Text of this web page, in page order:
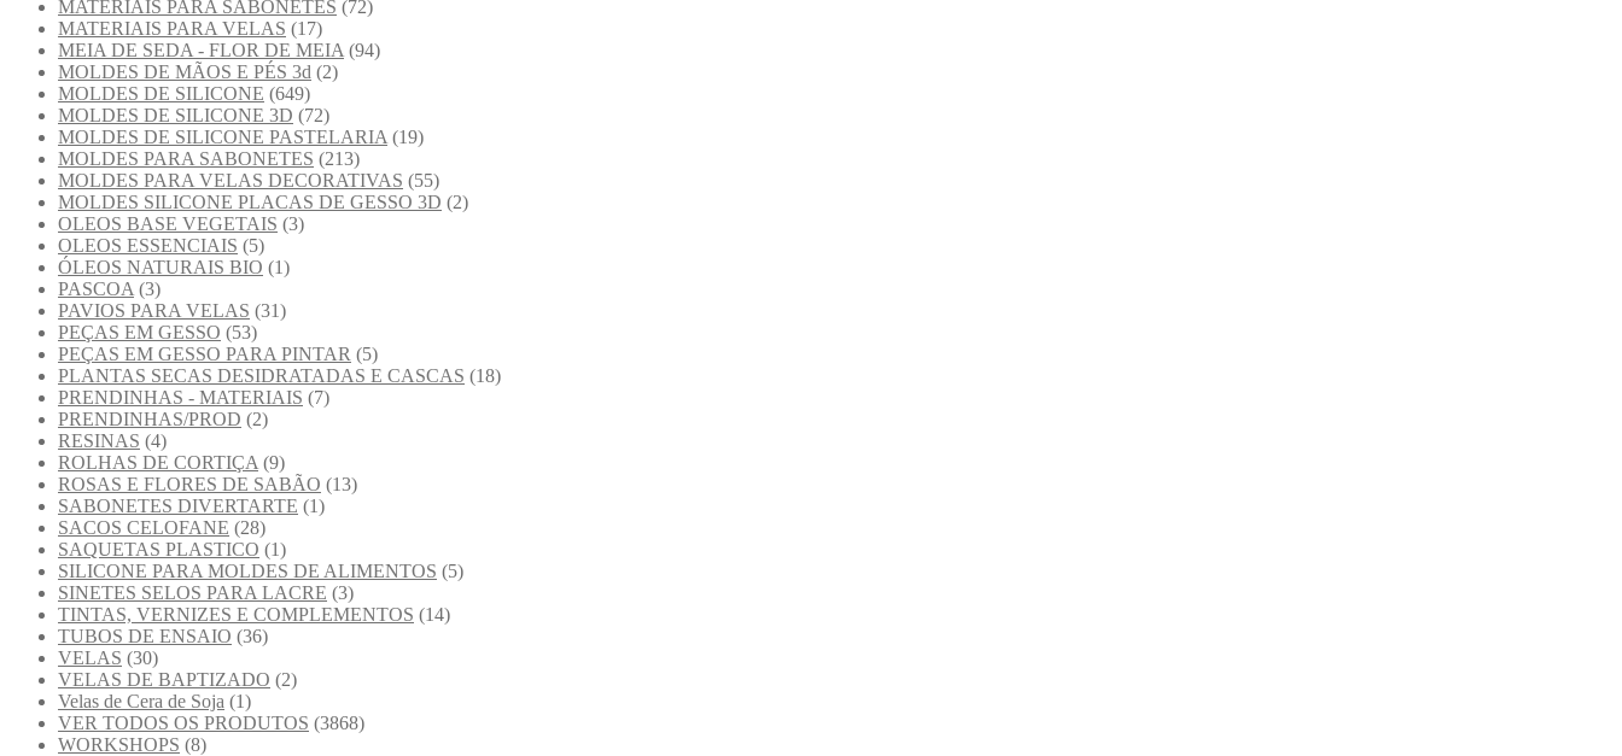
MATERIAIS PARA SABONETES (72)
MATERIAIS PARA VELAS (17)
MEIA DE SEDA - FLOR DE MEIA (94)
MOLDES DE MÃOS E PÉS 3d (2)
MOLDES DE SILICONE (649)
MOLDES DE SILICONE 3D (72)
MOLDES DE SILICONE PASTELARIA (19)
MOLDES PARA SABONETES (213)
MOLDES PARA VELAS DECORATIVAS (55)
MOLDES SILICONE PLACAS DE GESSO 3D (2)
OLEOS BASE VEGETAIS (3)
OLEOS ESSENCIAIS (5)
ÓLEOS NATURAIS BIO (1)
PASCOA (3)
PAVIOS PARA VELAS (31)
PEÇAS EM GESSO (53)
PEÇAS EM GESSO PARA PINTAR (5)
PLANTAS SECAS DESIDRATADAS E CASCAS (18)
PRENDINHAS - MATERIAIS (7)
PRENDINHAS/PROD (2)
RESINAS (4)
ROLHAS DE CORTIÇA (9)
ROSAS E FLORES DE SABÃO (13)
SABONETES DIVERTARTE (1)
SACOS CELOFANE (28)
SAQUETAS PLASTICO (1)
SILICONE PARA MOLDES DE ALIMENTOS (5)
SINETES SELOS PARA LACRE (3)
TINTAS, VERNIZES E COMPLEMENTOS (14)
TUBOS DE ENSAIO (36)
VELAS (30)
VELAS DE BAPTIZADO (2)
Velas de Cera de Soja (1)
VER TODOS OS PRODUTOS (3868)
WORKSHOPS (8)